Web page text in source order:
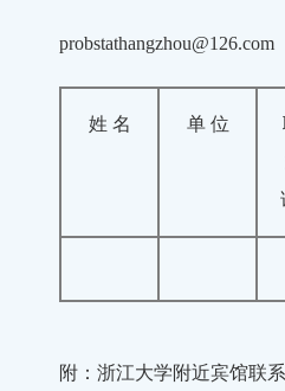
probstathangzhou@126.com
姓 名 单 位
附：浙江大学附近宾馆联